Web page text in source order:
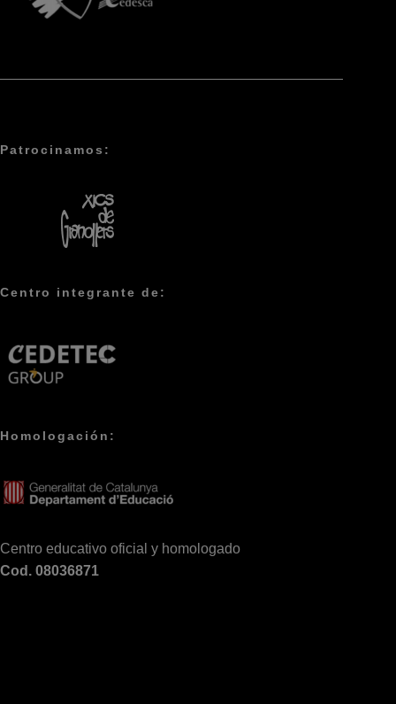
Patrocinamos:
Centro integrante de:
Homologación:
Centro educativo oficial y homologado
Cod. 08036871